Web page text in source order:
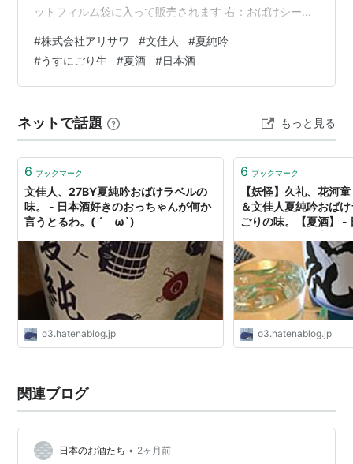
ットフィルム袋に入って販売されます 右：おばけシール
（Bunkajin Natsu Jungin Usunigori Nama）」のレビュ
ー記事です 個人的な評価 香り：★★★★☆ 甘み：★…
#株式会社アリサワ #文佳人 #夏純吟
#うすにごり生 #夏酒 #日本酒
ネットで話題 もっと見る
6 ブックマーク
文佳人、27BY夏純吟おばけラベルの
味。 - 日本酒好きのおっちゃんが何か
言うとるわ。( ´ ω`)
o3.hatenablog.jp
6 ブックマーク
【妖怪】久礼、花河
＆文佳人夏純吟おば
ごりの味。【夏酒】 -
o3.hatenablog.jp
関連ブログ
日本のお酒たち • 2ヶ月前